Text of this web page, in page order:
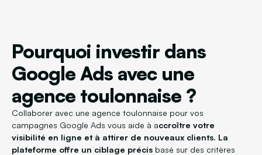
Pourquoi investir dans
Google Ads avec une
agence toulonnaise ?
Collaborer avec une agence toulonnaise pour vos
campagnes Google Ads vous aide à accroître votre
visibilité en ligne et à attirer de nouveaux clients. La
plateforme offre un ciblage précis basé sur des critères